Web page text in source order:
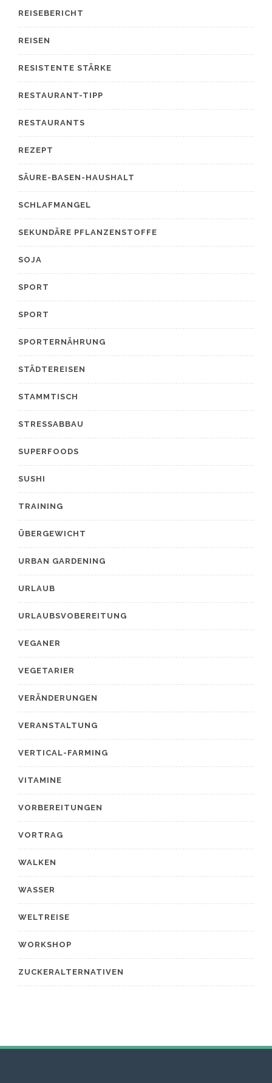
REISEBERICHT
REISEN
RESISTENTE STÄRKE
RESTAURANT-TIPP
RESTAURANTS
REZEPT
SÄURE-BASEN-HAUSHALT
SCHLAFMANGEL
SEKUNDÄRE PFLANZENSTOFFE
SOJA
SPORT
SPORT
SPORTERNÄHRUNG
STÄDTEREISEN
STAMMTISCH
STRESSABBAU
SUPERFOODS
SUSHI
TRAINING
ÜBERGEWICHT
URBAN GARDENING
URLAUB
URLAUBSVOBEREITUNG
VEGANER
VEGETARIER
VERÄNDERUNGEN
VERANSTALTUNG
VERTICAL-FARMING
VITAMINE
VORBEREITUNGEN
VORTRAG
WALKEN
WASSER
WELTREISE
WORKSHOP
ZUCKERALTERNATIVEN